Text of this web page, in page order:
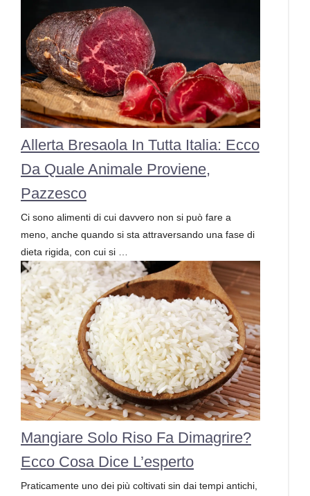
Allerta Bresaola In Tutta Italia: Ecco
Da Quale Animale Proviene,
Pazzesco
Ci sono alimenti di cui davvero non si può fare a
meno, anche quando si sta attraversando una fase di
dieta rigida, con cui si …
Mangiare Solo Riso Fa Dimagrire?
Ecco Cosa Dice L’esperto
Praticamente uno dei più coltivati sin dai tempi antichi,